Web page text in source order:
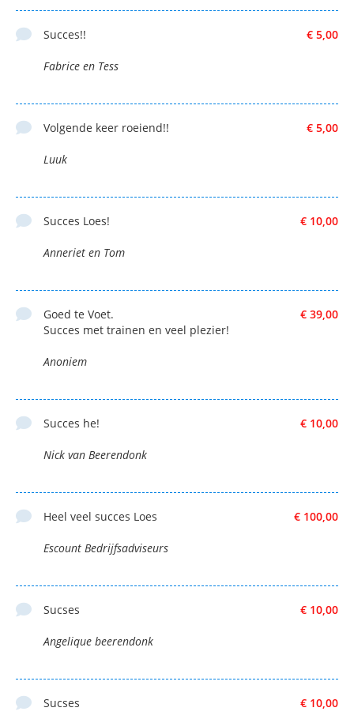
€ 5,00
Succes!!
Fabrice en Tess
€ 5,00
Volgende keer roeiend!!
Luuk
€ 10,00
Succes Loes!
Anneriet en Tom
€ 39,00
Goed te Voet.
Succes met trainen en veel plezier!
Anoniem
€ 10,00
Succes he!
Nick van Beerendonk
€ 100,00
Heel veel succes Loes
Escount Bedrijfsadviseurs
€ 10,00
Sucses
Angelique beerendonk
€ 10,00
Sucses